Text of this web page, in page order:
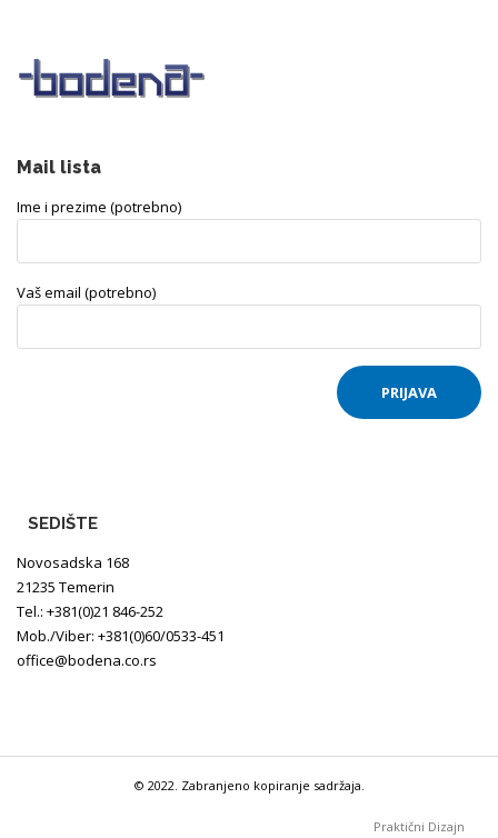
Mail lista
Ime i prezime (potrebno)
Vaš email (potrebno)
SEDIŠTE
Novosadska 168
21235 Temerin
Tel.: +381(0)21 846-252
Mob./Viber: +381(0)60/0533-451
office@bodena.co.rs
© 2022. Zabranjeno kopiranje sadržaja.
Praktični Dizajn